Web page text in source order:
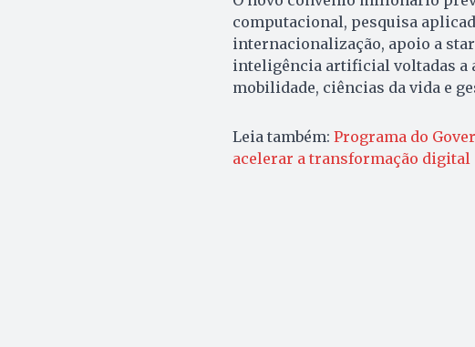
computacional, pesquisa
internacionalização, apoio a
inteligência artificial voltadas a
mobilidade, ciências da vida e
Leia também: Programa do
acelerar a transformação digital